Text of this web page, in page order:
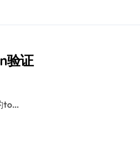
生态新价值
之力筑牢运维安全新防线
验证
to…